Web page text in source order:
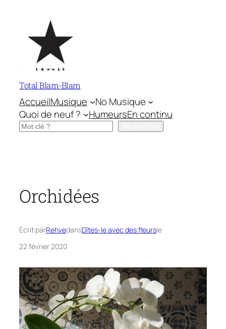
contenu
Total Blam-Blam
AccueilMusique
No Musique
Quoi de neuf ?
HumeursEn continu
Rechercher
Orchidées
Écrit parRehvedansDîtes-le avec des fleursle
22 février 2020